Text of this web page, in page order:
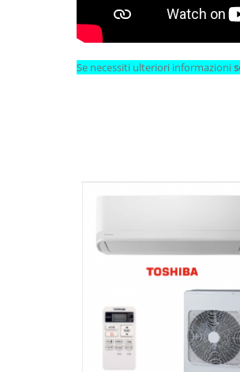
Se necessiti ulteriori informazioni